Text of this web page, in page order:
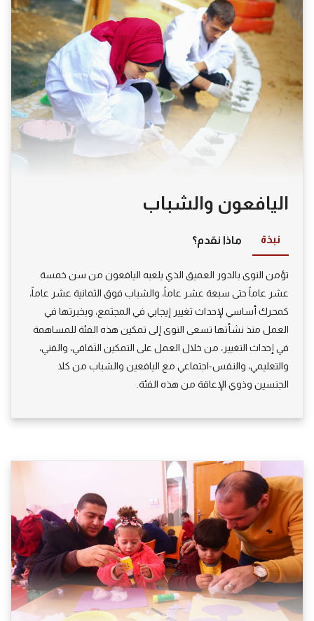
اليافعون والشباب
نبذة ماذا نقدم؟
تؤمن النوى بالدور العميق الذي يلعبه اليافعون من سن خمسة
عشر عاماً حتى سبعة عشر عاماً، والشباب فوق الثمانية عشر عاماً،
كمحرك أساسي لإحداث تغيير إيجابي في المجتمع، وبخبرتها في
العمل منذ نشأتها تسعى النوى إلى تمكين هذه الفئة للمساهمة
في إحداث التغيير، من خلال العمل على التمكين الثقافي، والفني،
والتعليمي، والنفس-اجتماعي مع اليافعين والشباب من كلا
الجنسين وذوي الإعاقة من هذه الفئة.